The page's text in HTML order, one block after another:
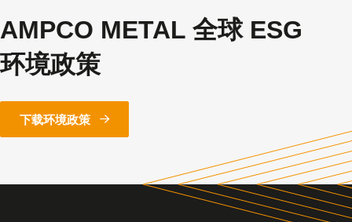
AMPCO METAL 全球 ESG
环境政策
下载环境政策